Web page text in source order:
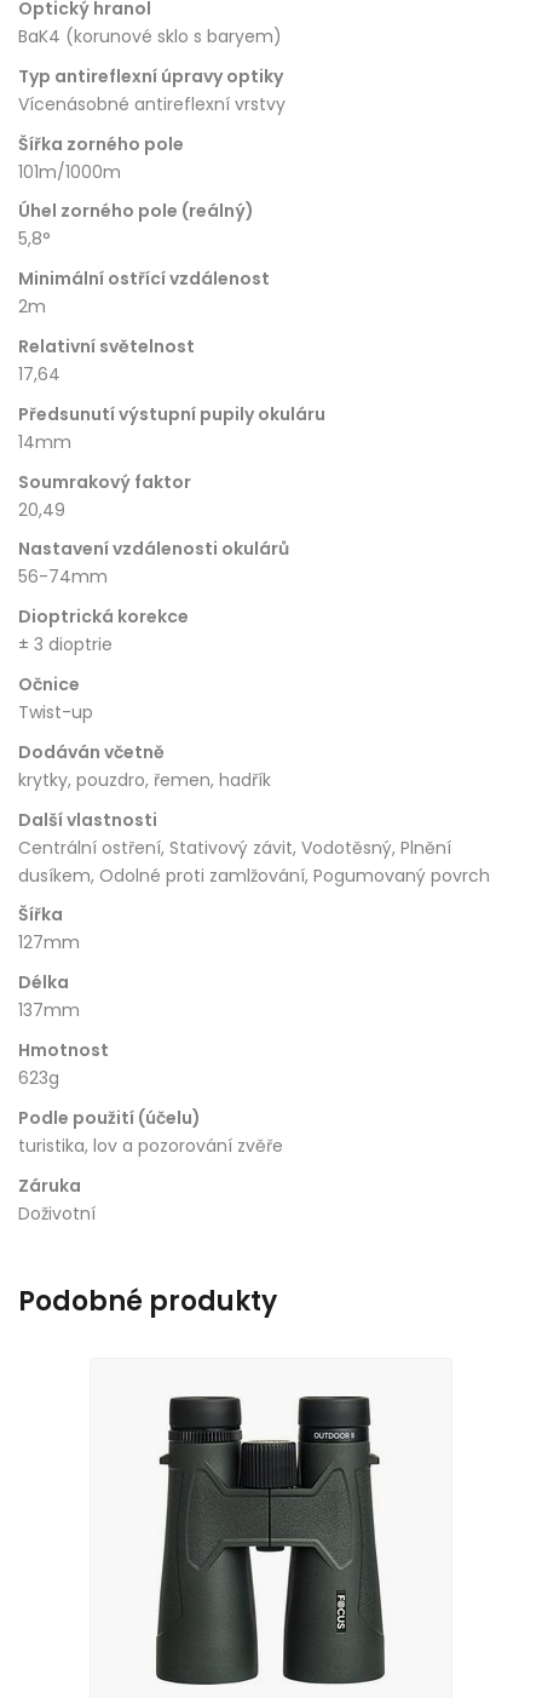
Optický hranol
BaK4 (korunové sklo s baryem)
Typ antireflexní úpravy optiky
Vícenásobné antireflexní vrstvy
Šířka zorného pole
101m/1000m
Úhel zorného pole (reálný)
5,8°
Minimální ostřící vzdálenost
2m
Relativní světelnost
17,64
Předsunutí výstupní pupily okuláru
14mm
Soumrakový faktor
20,49
Nastavení vzdálenosti okulárů
56-74mm
Dioptrická korekce
± 3 dioptrie
Očnice
Twist-up
Dodáván včetně
krytky, pouzdro, řemen, hadřík
Další vlastnosti
Centrální ostření, Stativový závit, Vodotěsný, Plnění
dusíkem, Odolné proti zamlžování, Pogumovaný povrch
Šířka
127mm
Délka
137mm
Hmotnost
623g
Podle použití (účelu)
turistika, lov a pozorování zvěře
Záruka
Doživotní
Podobné produkty